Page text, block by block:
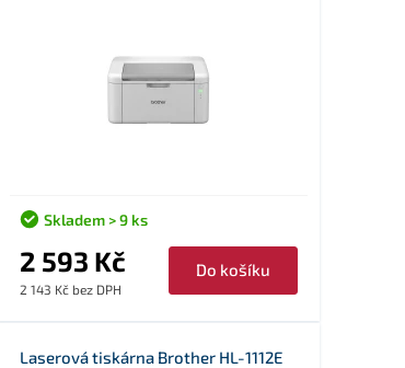
Skladem > 9 ks
2 593 Kč
2 143 Kč bez DPH
Do košíku
Laserová tiskárna Brother HL-1112E